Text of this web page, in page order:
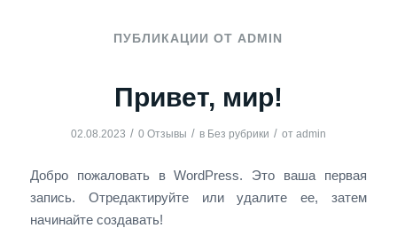
ПУБЛИКАЦИИ ОТ ADMIN
Привет, мир!
02.08.2023 / 0 Отзывы / в Без рубрики / от admin
Добро пожаловать в WordPress. Это ваша первая
запись. Отредактируйте или удалите ее, затем
начинайте создавать!